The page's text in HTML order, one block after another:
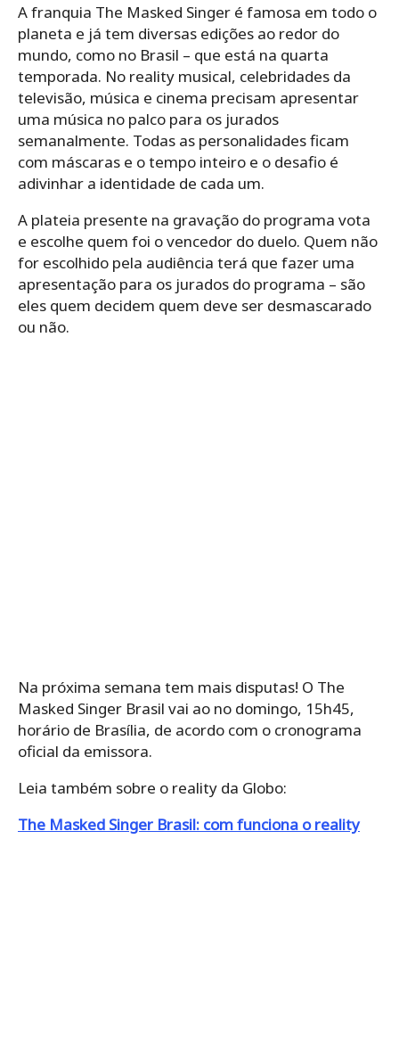
A franquia The Masked Singer é famosa em todo o
planeta e já tem diversas edições ao redor do
mundo, como no Brasil – que está na quarta
temporada. No reality musical, celebridades da
televisão, música e cinema precisam apresentar
uma música no palco para os jurados
semanalmente. Todas as personalidades ficam
com máscaras e o tempo inteiro e o desafio é
adivinhar a identidade de cada um.
A plateia presente na gravação do programa vota
e escolhe quem foi o vencedor do duelo. Quem não
for escolhido pela audiência terá que fazer uma
apresentação para os jurados do programa – são
eles quem decidem quem deve ser desmascarado
ou não.
Na próxima semana tem mais disputas! O The
Masked Singer Brasil vai ao no domingo, 15h45,
horário de Brasília, de acordo com o cronograma
oficial da emissora.
Leia também sobre o reality da Globo:
The Masked Singer Brasil: com funciona o reality